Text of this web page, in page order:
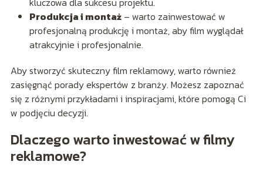
Produkcja i montaż– warto zainwestować w
profesjonalną produkcję i montaż, aby film wyglądał
atrakcyjnie i profesjonalnie.
Aby stworzyć skuteczny film reklamowy, warto również
zasięgnąć porady ekspertów z branży. Możesz zapoznać
się z różnymi przykładami i inspiracjami, które pomogą Ci
w podjęciu decyzji.
Dlaczego warto inwestować w filmy
reklamowe?